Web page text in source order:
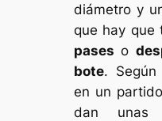
diámetro y
que hay que
pases o
bote. Según
en un
dan unas